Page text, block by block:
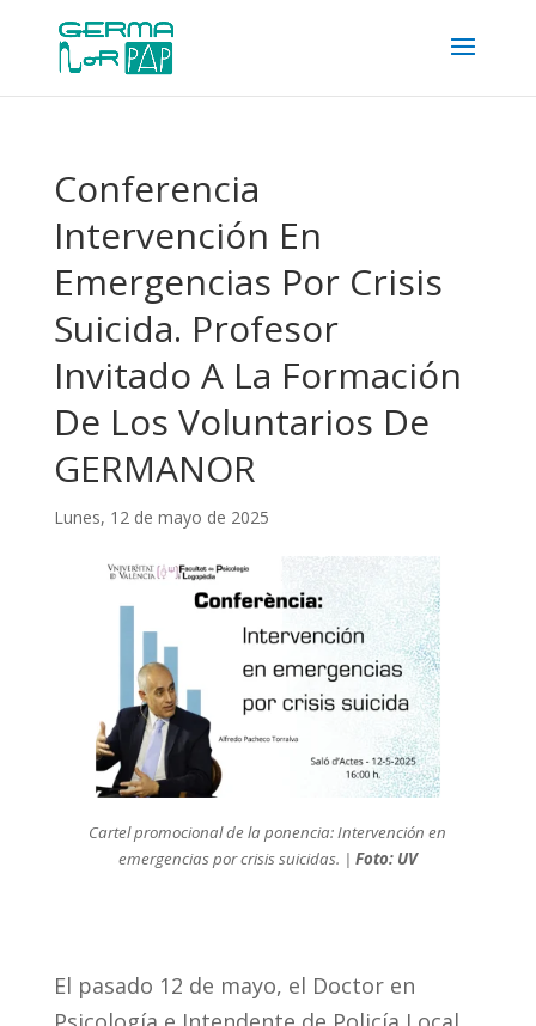
Conferencia
Intervención En
Emergencias Por Crisis
Suicida. Profesor
Invitado A La Formación
De Los Voluntarios De
GERMANOR
Lunes, 12 de mayo de 2025
Cartel promocional de la ponencia: Intervención en
emergencias por crisis suicidas. | Foto: UV
El pasado 12 de mayo, el Doctor en